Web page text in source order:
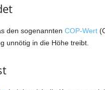
den sogenannten COP-Wert
unnötig in die Höhe treibt.